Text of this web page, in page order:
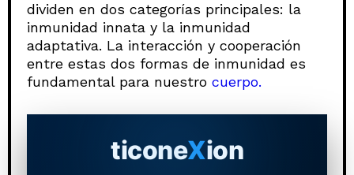
dividen en dos categorías principales: la
inmunidad innata y la inmunidad
adaptativa. La interacción y cooperación
entre estas dos formas de inmunidad es
fundamental para nuestro cuerpo.
ticoneXion